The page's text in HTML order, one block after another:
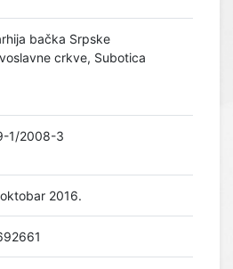
bačka Srpske
crkve, Subotica
1/2008-3
2016.